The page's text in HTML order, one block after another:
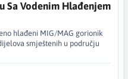
Sa Vodenim Hlađenjem
hlađeni MIG/MAG gorionik
smještenih u području